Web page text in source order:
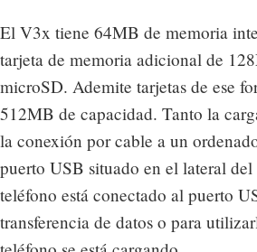
El V3x tiene 64MB de memoria
tarjeta de memoria adicional de
microSD. Ademite tarjetas de ese
512MB de capacidad. Tanto la
la conexión por cable a un
puerto USB situado en el lateral
teléfono está conectado al puerto
transferencia de datos o para